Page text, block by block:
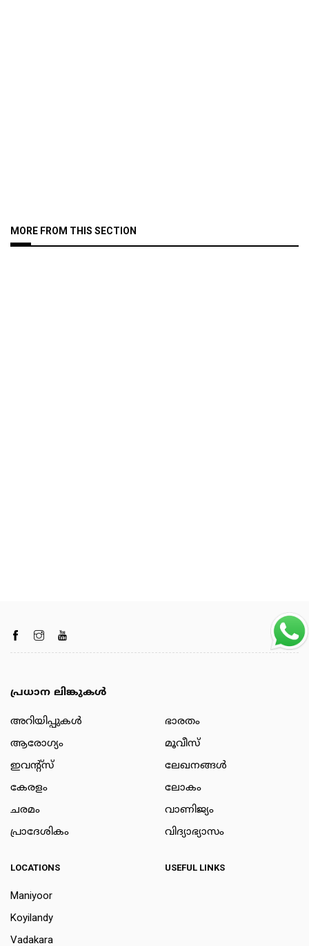
MORE FROM THIS SECTION
പ്രധാന ലിങ്കുകൾ
അറിയിപ്പുകള്‍
ആരോഗ്യം
ഇവന്റ്സ്
കേരളം
ചരമം
പ്രാദേശികം
ഭാരതം
മൂവീസ്
ലേഖനങ്ങള്‍
ലോകം
വാണിജ്യം
വിദ്യാഭ്യാസം
LOCATIONS
Maniyoor
Koyilandy
Vadakara
USEFUL LINKS